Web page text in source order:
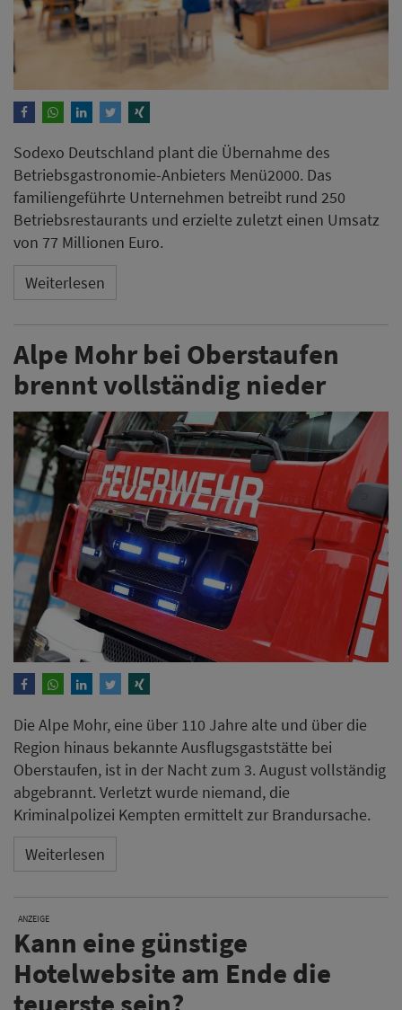
Sodexo Deutschland plant die Übernahme des
Betriebsgastronomie-Anbieters Menü2000. Das
familiengeführte Unternehmen betreibt rund 250
Betriebsrestaurants und erzielte zuletzt einen Umsatz
von 77 Millionen Euro.
Weiterlesen
Alpe Mohr bei Oberstaufen
brennt vollständig nieder
Die Alpe Mohr, eine über 110 Jahre alte und über die
Region hinaus bekannte Ausflugsgaststätte bei
Oberstaufen, ist in der Nacht zum 3. August vollständig
abgebrannt. Verletzt wurde niemand, die
Kriminalpolizei Kempten ermittelt zur Brandursache.
Weiterlesen
ANZEIGE
Kann eine günstige
Hotelwebsite am Ende die